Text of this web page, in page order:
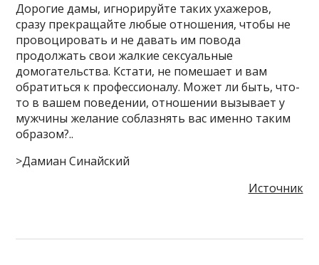
Дорогие дамы, игнорируйте таких ухажеров,
сразу прекращайте любые отношения, чтобы не
провоцировать и не давать им повода
продолжать свои жалкие сексуальные
домогательства. Кстати, не помешает и вам
обратиться к профессионалу. Может ли быть, что-
то в вашем поведении, отношении вызывает у
мужчины желание соблазнять вас именно таким
образом?..
>Дамиан Синайский
Источник